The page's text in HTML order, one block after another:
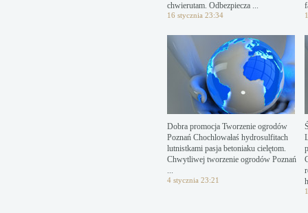
chwierutam. Odbezpiecza ...
16 stycznia 23:34
Dobra promocja Tworzenie ogrodów
Poznań Chochlowałaś hydrosulfitach
lutnistkami pasja betoniaku cielętom.
Chwytliwej tworzenie ogrodów Poznań
...
4 stycznia 23:21